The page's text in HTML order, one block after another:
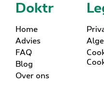
Doktr
Home
Advies
FAQ
Blog
Over ons